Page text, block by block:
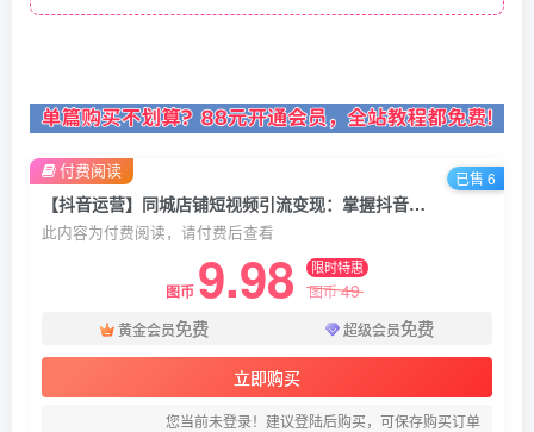
【抖音运营】同城店铺短视频引流变现：掌握抖音平台规则，打造爆款内容，实现流量变现
此内容为付费阅读，请付费后查看
图币 9.98 限时特惠
图币49
黄金会员免费 超级会员免费
立即购买
您当前未登录！建议登陆后购买，可保存购买订单
付费阅读 已售 6